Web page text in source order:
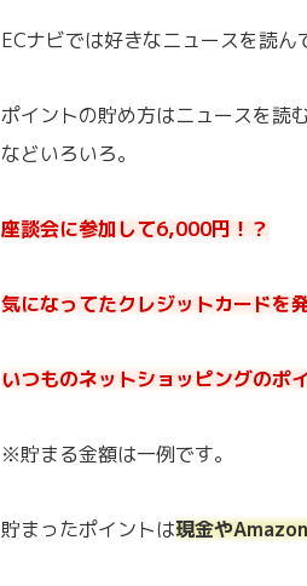
ECナビでは好きなニュースを読ん
ポイントの貯め方はニュースを読
などいろいろ。
座談会に参加して6,000円！？
気になってたクレジットカードを
いつものネットショッピングのポ
※貯まる金額は一例です。
貯まったポイントは現金や